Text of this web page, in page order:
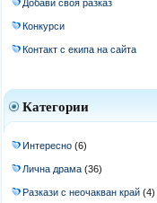
Добави своя разказ
Конкурси
Контакт с екипа на сайта
Категории
Интересно (6)
Лична драма (36)
Разкази с неочакван край (4)